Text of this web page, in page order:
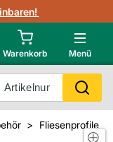
Warenkorb Menü
Fliesenprofile